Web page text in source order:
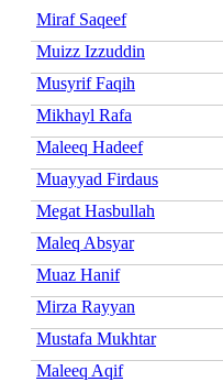
Miraf Saqeef
Muizz Izzuddin
Musyrif Faqih
Mikhayl Rafa
Maleeq Hadeef
Muayyad Firdaus
Megat Hasbullah
Maleq Absyar
Muaz Hanif
Mirza Rayyan
Mustafa Mukhtar
Maleeq Aqif